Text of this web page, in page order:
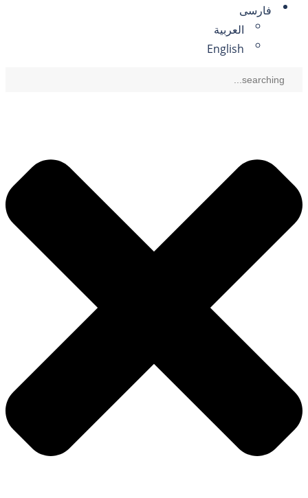
فارسی
العربية
English